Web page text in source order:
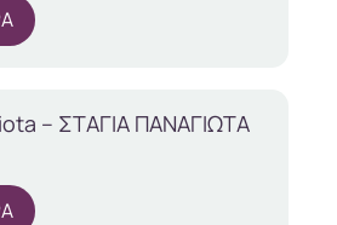
– ΣΤΑΓΙΑ ΠΑΝΑΓΙΩΤΑ